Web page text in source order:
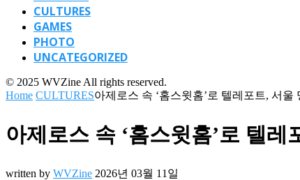
CULTURES
GAMES
PHOTO
UNCATEGORIZED
© 2025 WVZine All rights reserved.
Home CULTURES아제로스 속 ‘홈스윗홈’로 텔레포트, 서울
아제로스 속 ‘홈스윗홈’로 텔
written by WVZine 2026년 03월 11일